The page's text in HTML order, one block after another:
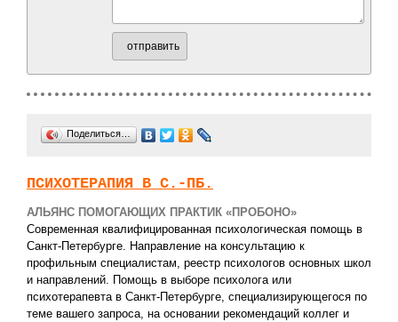
отправить
Поделиться…
ПСИХОТЕРАПИЯ В С.-ПБ.
АЛЬЯНС ПОМОГАЮЩИХ ПРАКТИК «ПРОБОНО»
Современная квалифицированная психологическая помощь в
Санкт-Петербурге. Направление на консультацию к
профильным специалистам, реестр психологов основных школ
и направлений. Помощь в выборе психолога или
психотерапевта в Санкт-Петербурге, специализирующегося по
теме вашего запроса, на основании рекомендаций коллег и